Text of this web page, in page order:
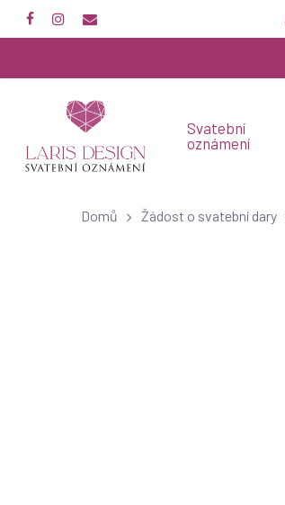
main
facebookinstagram
email
Svatební
oznámení
Domů Žádost o svatební dary